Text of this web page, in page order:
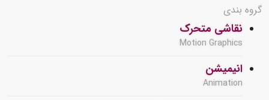
گروه بندی
نقاشی متحرک
Motion Graphics
انیمیشن
Animation